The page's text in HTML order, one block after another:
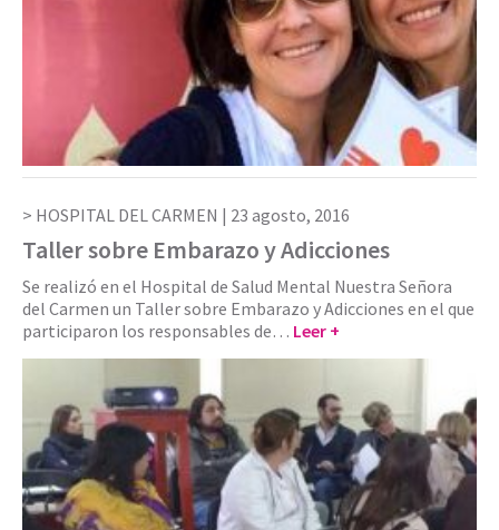
HOSPITAL DEL CARMEN | 23 agosto, 2016
Taller sobre Embarazo y Adicciones
Se realizó en el Hospital de Salud Mental Nuestra Señora
del Carmen un Taller sobre Embarazo y Adicciones en el que
participaron los responsables de… Leer +